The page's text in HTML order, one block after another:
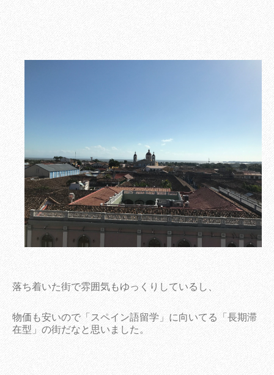
落ち着いた街で雰囲気もゆっくりしているし、
物価も安いので「スペイン語留学」に向いてる「長期滞
在型」の街だなと思いました。